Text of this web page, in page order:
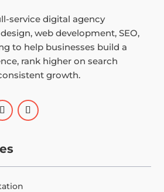
service digital agency
web development, SEO,
to help businesses build a
rank higher on search
growth.